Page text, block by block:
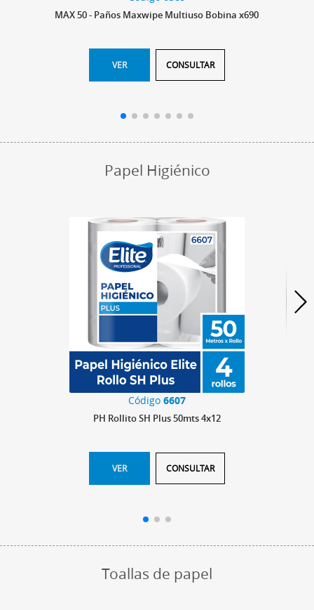
MAX 50 - Paños Maxwipe Multiuso Bobina x690
VER CONSULTAR
Papel Higiénico
Código 6607
PH Rollito SH Plus 50mts 4x12
VER CONSULTAR
Toallas de papel